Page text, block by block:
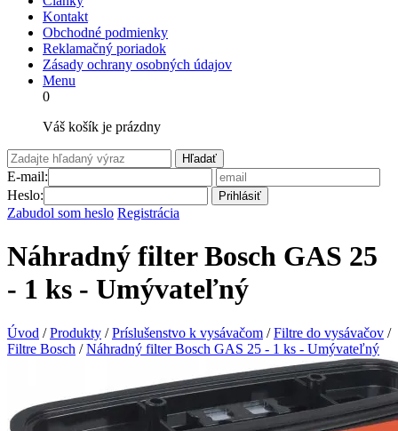
Kontakt
Obchodné podmienky
Reklamačný poriadok
Zásady ochrany osobných údajov
Menu
0
Váš košík je prázdny
Hľadať
E-mail:
Heslo:
Prihlásiť
Zabudol som heslo Registrácia
Náhradný filter Bosch GAS 25
- 1 ks - Umývateľný
Úvod / Produkty / Príslušenstvo k vysávačom / Filtre do vysávačov /
Filtre Bosch / Náhradný filter Bosch GAS 25 - 1 ks - Umývateľný